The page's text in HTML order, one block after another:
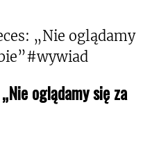
oglądamy się za